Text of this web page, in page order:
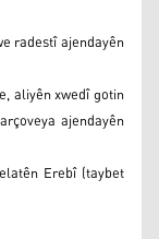
radestî ajendayên
aliyên xwedî gotin
ajendayên
Erebî (taybet